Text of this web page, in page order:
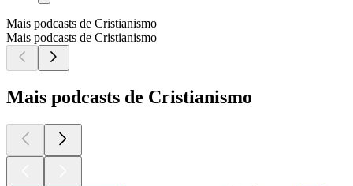
Mais podcasts de Cristianismo
Mais podcasts de Cristianismo
Mais podcasts de Cristianismo